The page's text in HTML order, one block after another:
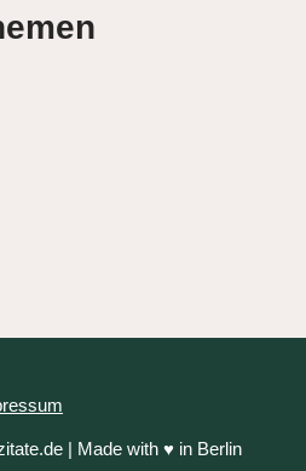
| Made with ♥ in Berlin